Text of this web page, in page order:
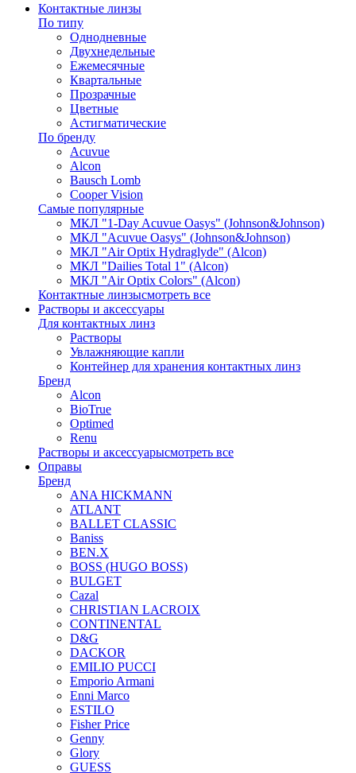
Контактные линзы
По типу
Однодневные
Двухнедельные
Ежемесячные
Квартальные
Прозрачные
Цветные
Астигматические
По бренду
Acuvue
Alcon
Bausch Lomb
Cooper Vision
Самые популярные
МКЛ "1-Day Acuvue Oasys" (Johnson&Johnson)
МКЛ "Acuvue Oasys" (Johnson&Johnson)
МКЛ "Air Optix Hydraglyde" (Alcon)
МКЛ "Dailies Total 1" (Alcon)
МКЛ "Air Optix Colors" (Alcon)
Контактные линзысмотреть все
Растворы и аксессуары
Для контактных линз
Растворы
Увлажняющие капли
Контейнер для хранения контактных линз
Бренд
Alcon
BioTrue
Optimed
Renu
Растворы и аксессуарысмотреть все
Оправы
Бренд
ANA HICKMANN
ATLANT
BALLET CLASSIC
Baniss
BEN.X
BOSS (HUGO BOSS)
BULGET
Cazal
CHRISTIAN LACROIX
CONTINENTAL
D&G
DACKOR
EMILIO PUCCI
Emporio Armani
Enni Marco
ESTILO
Fisher Price
Genny
Glory
GUESS